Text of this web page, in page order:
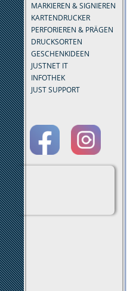
MARKIEREN & SIGNIEREN
KARTENDRUCKER
PERFORIEREN & PRÄGEN
DRUCKSORTEN
GESCHENKIDEEN
JUSTNET IT
INFOTHEK
JUST SUPPORT